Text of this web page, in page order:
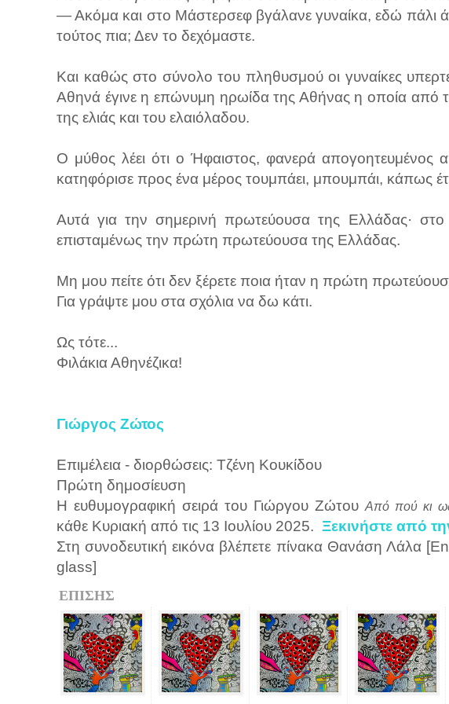
— Ακόμα και στο Μάστερσεφ βγάλανε γυναίκα, εδώ πάλι
τούτος πια; Δεν το δεχόμαστε.
Και καθώς στο σύνολο του πληθυσμού οι γυναίκες
Αθηνά έγινε η επώνυμη ηρωίδα της Αθήνας η οποία από
της ελιάς και του ελαιόλαδου.
Ο μύθος λέει ότι ο Ήφαιστος, φανερά
κατηφόρισε προς ένα μέρος τουμπάει, μπουμπάι, κάπως
Αυτά για την σημερινή πρωτεύουσα της Ελλάδας· στο
επισταμένως την πρώτη πρωτεύουσα της Ελλάδας.
Μη μου πείτε ότι δεν ξέρετε ποια ήταν η πρώτη
Για γράψτε μου στα σχόλια να δω κάτι.
Ως τότε...
Φιλάκια Αθηνέζικα!
Γιώργος Ζώτος
Επιμέλεια - διορθώσεις: Τζένη Κουκίδου
Πρώτη δημοσίευση
Η ευθυμογραφική σειρά του Γιώργου Ζώτου Από πού κι
κάθε Κυριακή από τις 13 Ιουλίου 2025. Ξεκινήστε από
Στη συνοδευτική εικόνα βλέπετε πίνακα Θανάση Λάλα
glass]
ΕΠΙΣΗΣ